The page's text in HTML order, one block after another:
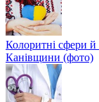
Колоритні сфери й
Канівщини (фото)